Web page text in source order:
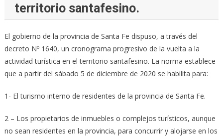
territorio santafesino.
El gobierno de la provincia de Santa Fe dispuso, a través del
decreto Nº 1640, un cronograma progresivo de la vuelta a la
actividad turística en el territorio santafesino. La norma establece
que a partir del sábado 5 de diciembre de 2020 se habilita para:
1- El turismo interno de residentes de la provincia de Santa Fe.
2 – Los propietarios de inmuebles o complejos turísticos, aunque
no sean residentes en la provincia, para concurrir y alojarse en los